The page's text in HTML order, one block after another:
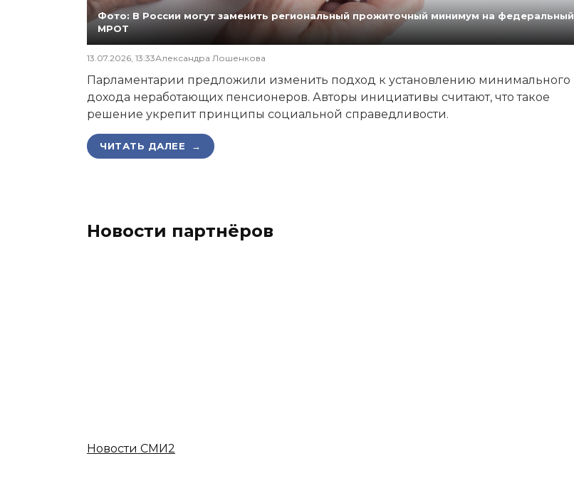
Фото: В России могут заменить региональный прожиточный минимум на федеральный
МРОТ
13.07.2026, 13:33Александра Лошенкова
Парламентарии предложили изменить подход к установлению минимального
дохода неработающих пенсионеров. Авторы инициативы считают, что такое
решение укрепит принципы социальной справедливости.
ЧИТАТЬ ДАЛЕЕ →
Новости партнёров
Новости СМИ2